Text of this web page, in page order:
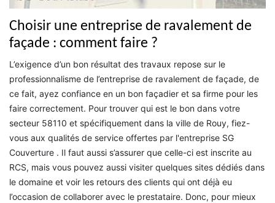
Choisir une entreprise de ravalement de
façade : comment faire ?
L’exigence d’un bon résultat des travaux repose sur le
professionnalisme de l’entreprise de ravalement de façade, de
ce fait, ayez confiance en un bon façadier et sa firme pour les
faire correctement. Pour trouver qui est le bon dans votre
secteur 58110 et spécifiquement dans la ville de Rouy, fiez-
vous aux qualités de service offertes par l'entreprise SG
Couverture . Il faut aussi s’assurer que celle-ci est inscrite au
RCS, mais vous pouvez aussi visiter quelques sites dédiés dans
le domaine et voir les retours des clients qui ont déjà eu
l’occasion de collaborer avec le prestataire. Donc, pour mieux